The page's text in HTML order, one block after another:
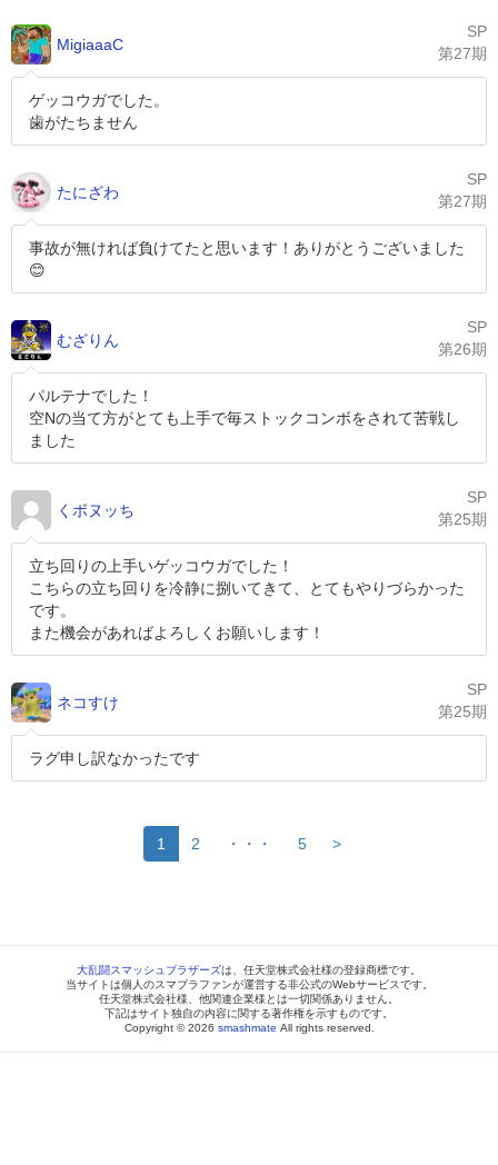
MigiaaaC
SP
第27期
ゲッコウガでした。
歯がたちません
たにざわ
SP
第27期
事故が無ければ負けてたと思います！ありがとうございました
😊
むざりん
SP
第26期
パルテナでした！
空Nの当て方がとても上手で毎ストックコンボをされて苦戦し
ました
くボヌッち
SP
第25期
立ち回りの上手いゲッコウガでした！
こちらの立ち回りを冷静に捌いてきて、とてもやりづらかった
です。
また機会があればよろしくお願いします！
ネコすけ
SP
第25期
ラグ申し訳なかったです
1 2 ・・・ 5 >
大乱闘スマッシュブラザーズは、任天堂株式会社様の登録商標です。
当サイトは個人のスマブラファンが運営する非公式のWebサービスです。
任天堂株式会社様、他関連企業様とは一切関係ありません。
下記はサイト独自の内容に関する著作権を示すものです。
Copyright © 2026 smashmate All rights reserved.